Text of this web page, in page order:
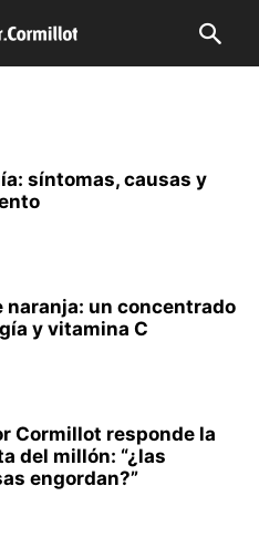
síntomas, causas y
naranja: un concentrado
y vitamina C
Cormillot responde la
del millón: “¿las
engordan?”